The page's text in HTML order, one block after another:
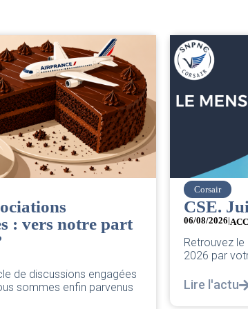
2026
rendu du CSE de juillet
SNPNC-FO Corsair. ...
easyJet
Grève
05/08/2026
Chers
classique
décortiquer...